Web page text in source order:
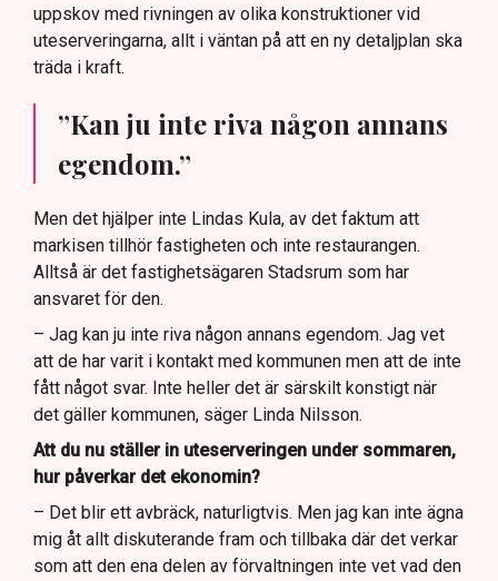
uppskov med rivningen av olika konstruktioner vid
uteserveringarna, allt i väntan på att en ny detaljplan ska
träda i kraft.
”Kan ju inte riva någon annans
egendom.”
Men det hjälper inte Lindas Kula, av det faktum att
markisen tillhör fastigheten och inte restaurangen.
Alltså är det fastighetsägaren Stadsrum som har
ansvaret för den.
– Jag kan ju inte riva någon annans egendom. Jag vet
att de har varit i kontakt med kommunen men att de inte
fått något svar. Inte heller det är särskilt konstigt när
det gäller kommunen, säger Linda Nilsson.
Att du nu ställer in uteserveringen under sommaren,
hur påverkar det ekonomin?
– Det blir ett avbräck, naturligtvis. Men jag kan inte ägna
mig åt allt diskuterande fram och tillbaka där det verkar
som att den ena delen av förvaltningen inte vet vad den